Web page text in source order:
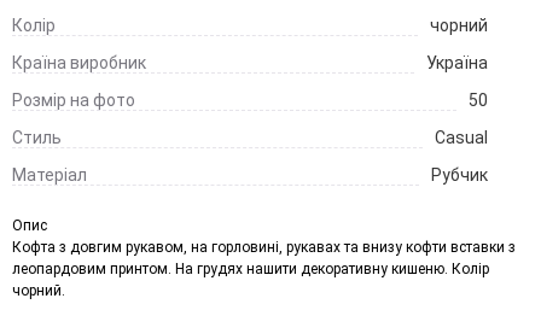
Колір
чорний
Країна виробник
Україна
Розмір на фото
50
Стиль
Casual
Матеріал
Рубчик
Опис
Кофта з довгим рукавом, на горловині, рукавах та внизу кофти вставки з
леопардовим принтом. На грудях нашити декоративну кишеню. Колір
чорний.